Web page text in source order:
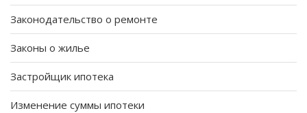
Законодательство о ремонте
Законы о жилье
Застройщик ипотека
Изменение суммы ипотеки